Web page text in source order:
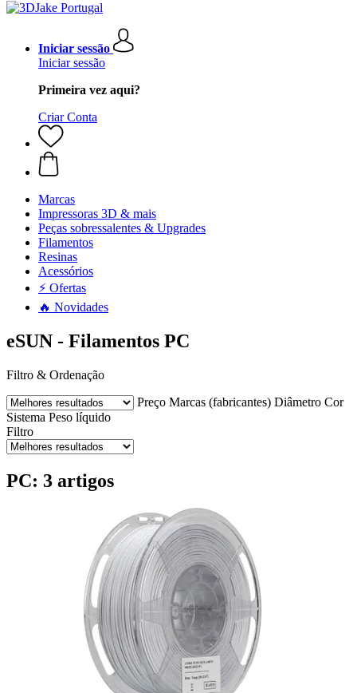
Iniciar sessão
Iniciar sessão
Primeira vez aqui?
Criar Conta
Marcas
Impressoras 3D & mais
Peças sobressalentes & Upgrades
Filamentos
Resinas
Acessórios
⚡ Ofertas
🔥 Novidades
eSUN - Filamentos PC
Filtro & Ordenação
Preço Marcas (fabricantes) Diâmetro Cor
Sistema Peso líquido
Filtro
PC: 3 artigos